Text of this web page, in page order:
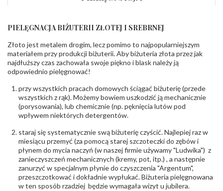
Liczba
Liczba
diamentów
(łącznie)
Masa
diamentów
(łącznie):
0.14 ct
Barwa:
Czystość: VS
INNE PARAMETRY
Producent
WĘC-Twój Jubiler S.C. Artur Węc, Małgorzata
Suchan, ul. Kurczaba 3, 30-868 Kraków; NIP:
679-25-92-107; sklep@wec.com.pl
Bezpieczeństwo
- rodzaj
ostrzeżenia:
Nie nadaje się dla dzieci w wieku poniżej 3 lat
,Elementy w wyrobie wykonane z białego złota
zawierają nikiel
PIELĘGNACJA BIŻUTERII ZŁOTEJ I SREBRNEJ
Złoto jest metalem drogim, lecz pomimo to najpopularniejszym
materiałem przy produkcji biżuterii. Aby biżuteria złota przez jak
najdłuższy czas zachowała swoje piękno i blask należy ją
odpowiednio pielęgnować!
przy wszystkich pracach domowych ściągać biżuterię (przede
wszystkich z rąk). Możemy bowiem uszkodzić ją mechanicznie
(porysowania), lub chemicznie (np. pęknięcia lutów pod
wpływem niektórych detergentów.
staraj się systematycznie swą biżuterię czyścić. Najlepiej raz w
miesiącu przemyć (za pomocą starej szczoteczki do zębów i
płynem do mycia naczyń (w naszej firmie używamy "Ludwika") z
zanieczyszczeń mechanicznych (kremy, pot, itp.) , a następnie
zanurzyć w specjalnym płynie do czyszczenia "Argentum",
przeszczotkować i dokładnie wypłukać. Biżuteria pielęgnowana
w ten sposób rzadziej będzie wymagała wizyt u jubilera.